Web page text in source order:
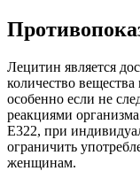
Лецитин является
количество
особенно если не
реакциями
Е322, при
ограничить
женщинам.